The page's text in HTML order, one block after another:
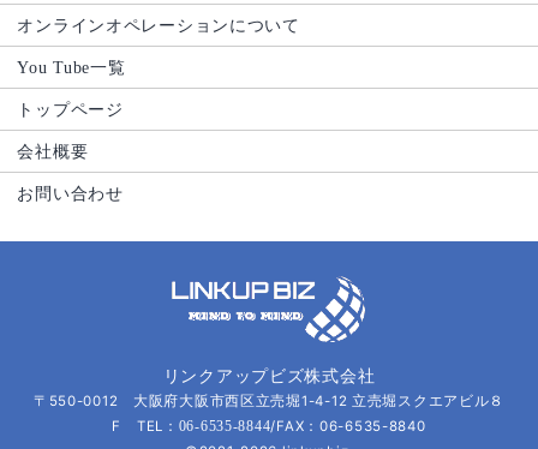
オンラインオペレーションについて
You Tube一覧
トップページ
会社概要
お問い合わせ
リンクアップビズ株式会社
〒550-0012 大阪府大阪市西区立売堀1-4-12 立売堀スクエアビル８
F TEL： 06-6535-8844/FAX：06-6535-8840